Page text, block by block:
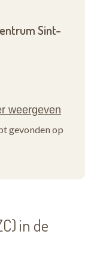
Sint-
gevonden op
in de